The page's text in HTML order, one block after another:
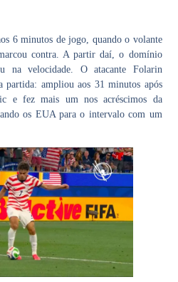
6 minutos de jogo, quando o volante
contra. A partir daí, o domínio
na velocidade. O atacante Folarin
partida: ampliou aos 31 minutos após
e fez mais um nos acréscimos da
os EUA para o intervalo com um